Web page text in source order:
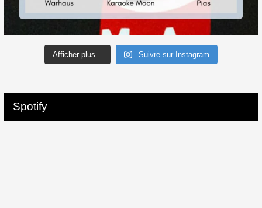
Afficher plus... Suivre sur Instagram
Spotify